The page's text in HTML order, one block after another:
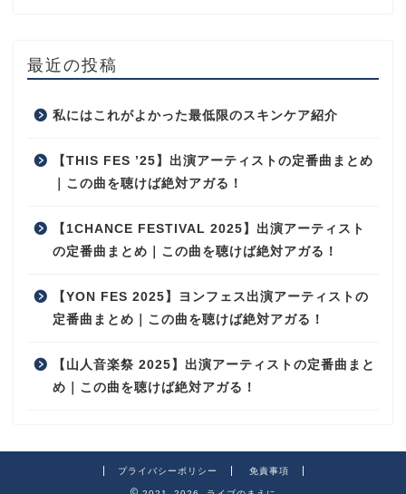
最近の投稿
私にはこれがよかった最低限のスキンケア紹介
【THIS FES ’25】出演アーティストの定番曲まとめ
｜この曲を聴けば絶対アガる！
【1CHANCE FESTIVAL 2025】出演アーティスト
の定番曲まとめ｜この曲を聴けば絶対アガる！
【YON FES 2025】ヨンフェス出演アーティストの
定番曲まとめ｜この曲を聴けば絶対アガる！
【山人音楽祭 2025】出演アーティストの定番曲まと
め｜この曲を聴けば絶対アガる！
プライバシーポリシー 免責事項